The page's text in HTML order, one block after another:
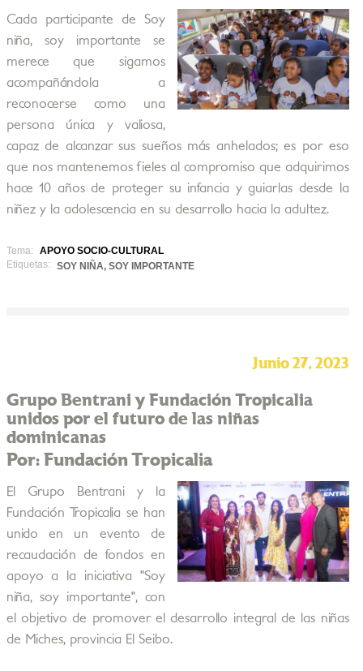
Cada participante de Soy
niña, soy importante se
merece que sigamos
acompañándola a
reconocerse como una
persona única y valiosa,
capaz de alcanzar sus sueños más anhelados; es por eso
que nos mantenemos fieles al compromiso que adquirimos
hace 10 años de proteger su infancia y guiarlas desde la
niñez y la adolescencia en su desarrollo hacia la adultez.
Tema:
APOYO SOCIO-CULTURAL
Etiquetas:
SOY NIÑA, SOY IMPORTANTE
Junio 27, 2023
Grupo Bentrani y Fundación Tropicalia
unidos por el futuro de las niñas
dominicanas
Por: Fundación Tropicalia
El Grupo Bentrani y la
Fundación Tropicalia se han
unido en un evento de
recaudación de fondos en
apoyo a la iniciativa "Soy
niña, soy importante", con
el objetivo de promover el desarrollo integral de las niñas
de Miches, provincia El Seibo.